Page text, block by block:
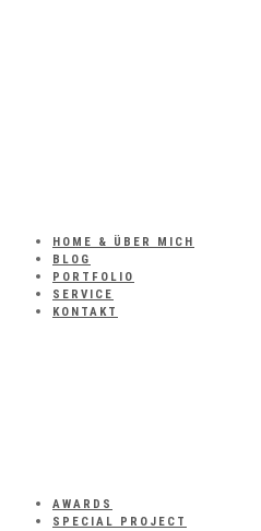
HOME & ÜBER MICH
BLOG
PORTFOLIO
SERVICE
KONTAKT
AWARDS
SPECIAL PROJECT